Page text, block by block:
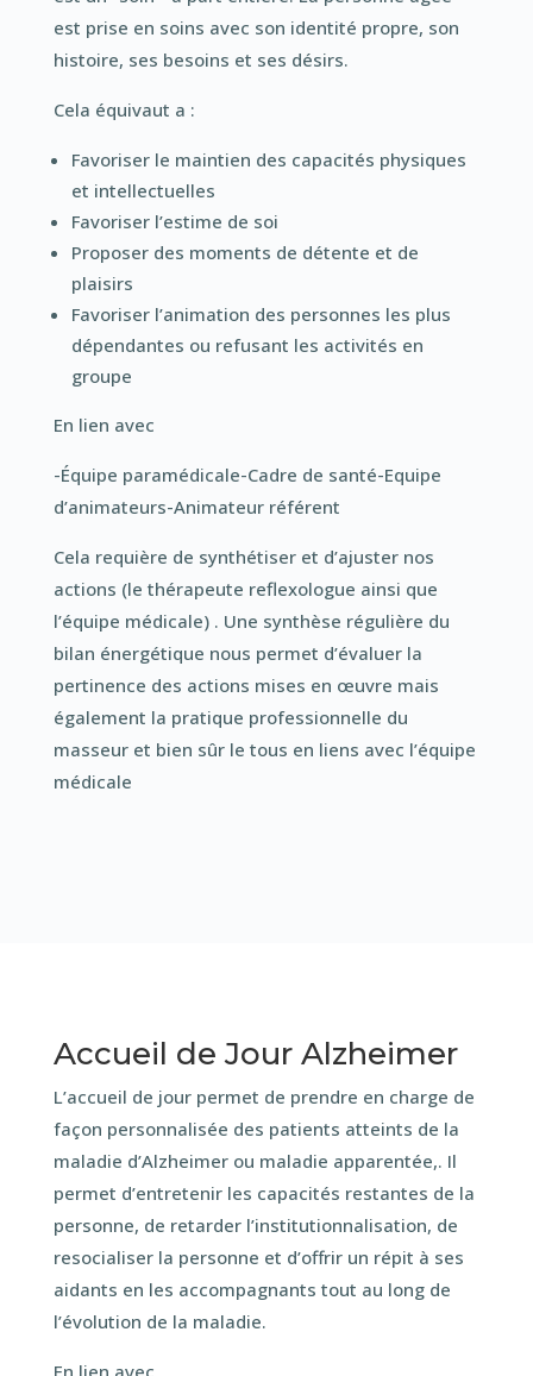
est prise en soins avec son identité propre, son
histoire, ses besoins et ses désirs.
Cela équivaut a :
Favoriser le maintien des capacités physiques
et intellectuelles
Favoriser l’estime de soi
Proposer des moments de détente et de
plaisirs
Favoriser l’animation des personnes les plus
dépendantes ou refusant les activités en
groupe
En lien avec
-Équipe paramédicale-Cadre de santé-Equipe
d’animateurs-Animateur référent
Cela requière de synthétiser et d’ajuster nos
actions (le thérapeute reflexologue ainsi que
l’équipe médicale) . Une synthèse régulière du
bilan énergétique nous permet d’évaluer la
pertinence des actions mises en œuvre mais
également la pratique professionnelle du
masseur et bien sûr le tous en liens avec l’équipe
médicale
Accueil de Jour Alzheimer
L’accueil de jour permet de prendre en charge de
façon personnalisée des patients atteints de la
maladie d’Alzheimer ou maladie apparentée,. Il
permet d’entretenir les capacités restantes de la
personne, de retarder l’institutionnalisation, de
resocialiser la personne et d’offrir un répit à ses
aidants en les accompagnants tout au long de
l’évolution de la maladie.
En lien avec